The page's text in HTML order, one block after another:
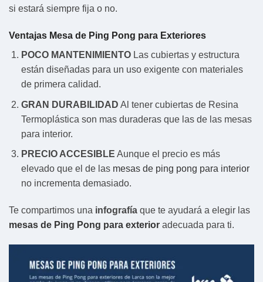
si estará siempre fija o no.
Ventajas Mesa de Ping Pong para Exteriores
POCO MANTENIMIENTOLas cubiertas y estructura
están diseñadas para un uso exigente con materiales
de primera calidad.
GRAN DURABILIDAD Al tener cubiertas de Resina
Termoplástica son mas duraderas que las de las mesas
para interior.
PRECIO ACCESIBLE Aunque el precio es más
elevado que el de las mesas de ping pong para interior
no incrementa demasiado.
Te compartimos una infografía que te ayudará a elegir las
mesas de Ping Pong para exterior adecuada para ti.